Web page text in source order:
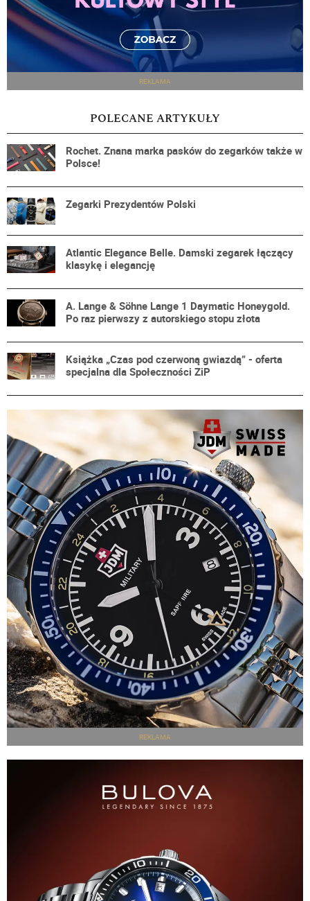
REKLAMA
POLECANE ARTYKUŁY
Rochet. Znana marka pasków do zegarków także w
Polsce!
Zegarki Prezydentów Polski
Atlantic Elegance Belle. Damski zegarek łączący
klasykę i elegancję
A. Lange & Söhne Lange 1 Daymatic Honeygold.
Po raz pierwszy z autorskiego stopu złota
Książka „Czas pod czerwoną gwiazdą” - oferta
specjalna dla Społeczności ZiP
REKLAMA